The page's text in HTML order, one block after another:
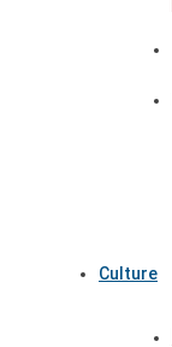
Culture